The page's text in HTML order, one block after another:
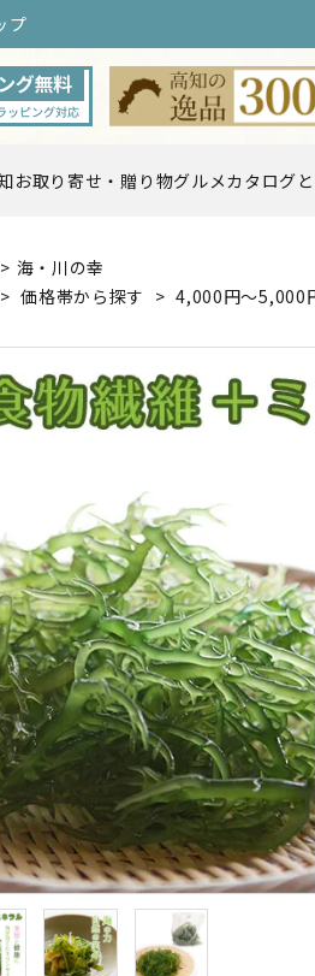
プ
海・川の幸
スイーツ
高知お取り寄せ・贈り物グルメカタ
ログ限定ギフト
4,000円〜5,000円
お取り寄せ・贈り物グルメカタログ
> 海・川の幸
> 価格帯から探す > 4,000円〜5,000